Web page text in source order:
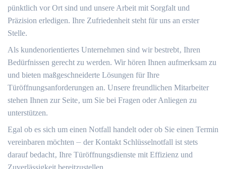
pünktlich vor Ort sind und unsere Arbeit mit Sorgfalt und
Präzision erledigen.​ Ihre Zufriedenheit steht für uns an erster
Stelle.​
Als kundenorientiertes Unternehmen sind wir bestrebt‚ Ihren
Bedürfnissen gerecht zu werden.​ Wir hören Ihnen aufmerksam zu
und bieten maßgeschneiderte Lösungen für Ihre
Türöffnungsanforderungen an.​ Unsere freundlichen Mitarbeiter
stehen Ihnen zur Seite‚ um Sie bei Fragen oder Anliegen zu
unterstützen.​
Egal ob es sich um einen Notfall handelt oder ob Sie einen Termin
vereinbaren möchten ⏤ der Kontakt Schlüsselnotfall ist stets
darauf bedacht‚ Ihre Türöffnungsdienste mit Effizienz und
Zuverlässigkeit bereitzustellen.​